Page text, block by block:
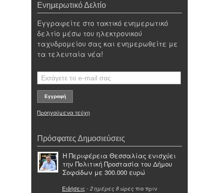
Ενημερωτικό Δελτίο
Εγγραφείτε στο τακτικό ενημερωτικό
δελτίο μέσω του ηλεκτρονικού
ταχυδρομείου σας και ενημερωθείτε με
τα τελευταία νέα!
Προηγούμενα τεύχη
Πρόσφατες Δημοσιεύσεις
Η Περιφέρεια Θεσσαλίας ενισχύει
την Πολιτική Προστασία του Δήμου
Σοφάδων με 300.000 ευρώ
Ειδήσεις - 2 ημέρες 8 ώρες πιο πριν